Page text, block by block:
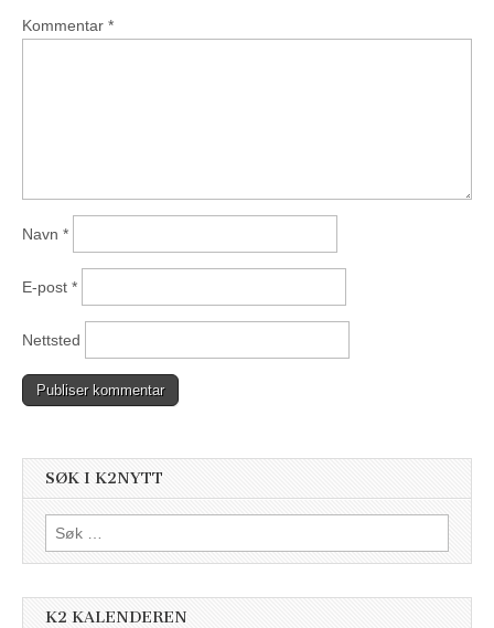
Kommentar *
Navn *
E-post *
Nettsted
SØK I K2NYTT
Søk
etter:
K2 KALENDEREN